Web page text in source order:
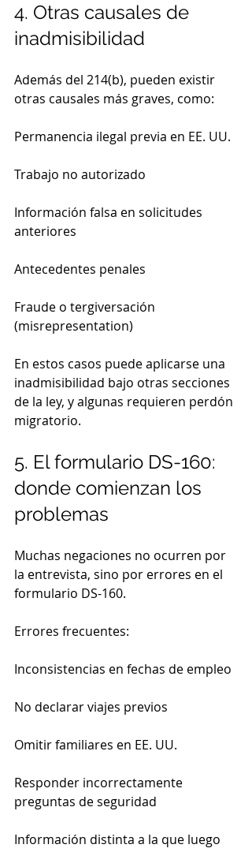
4. Otras causales de
inadmisibilidad
Además del 214(b), pueden existir
otras causales más graves, como:
Permanencia ilegal previa en EE. UU.
Trabajo no autorizado
Información falsa en solicitudes
anteriores
Antecedentes penales
Fraude o tergiversación
(misrepresentation)
En estos casos puede aplicarse una
inadmisibilidad bajo otras secciones
de la ley, y algunas requieren perdón
migratorio.
5. El formulario DS-160:
donde comienzan los
problemas
Muchas negaciones no ocurren por
la entrevista, sino por errores en el
formulario DS-160.
Errores frecuentes:
Inconsistencias en fechas de empleo
No declarar viajes previos
Omitir familiares en EE. UU.
Responder incorrectamente
preguntas de seguridad
Información distinta a la que luego